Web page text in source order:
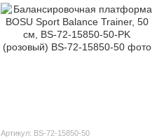
Артикул: BS-72-15850-50